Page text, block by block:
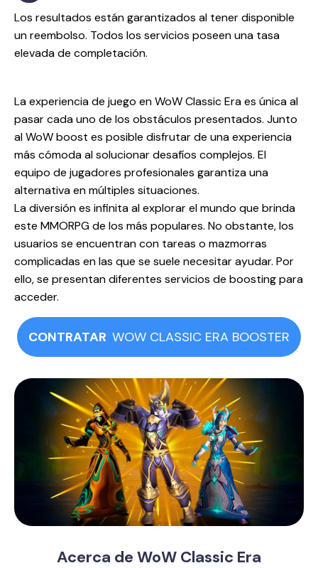
Los resultados están garantizados al tener disponible
un reembolso. Todos los servicios poseen una tasa
elevada de completación.
La experiencia de juego en WoW Classic Era es única al
pasar cada uno de los obstáculos presentados. Junto
al WoW boost es posible disfrutar de una experiencia
más cómoda al solucionar desafíos complejos. El
equipo de jugadores profesionales garantiza una
alternativa en múltiples situaciones.
La diversión es infinita al explorar el mundo que brinda
este MMORPG de los más populares. No obstante, los
usuarios se encuentran con tareas o mazmorras
complicadas en las que se suele necesitar ayudar. Por
ello, se presentan diferentes servicios de boosting para
acceder.
CONTRATAR WOW CLASSIC ERA BOOSTER
Acerca de WoW Classic Era